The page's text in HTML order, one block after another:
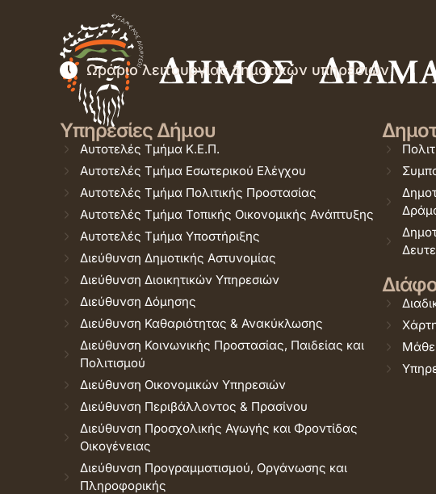
Ωράριο λειτουργίας δημοτικών υπηρεσιών
Υπηρεσίες Δήμου
Αυτοτελές Τμήμα Κ.Ε.Π.
Αυτοτελές Τμήμα Εσωτερικού Ελέγχου
Αυτοτελές Τμήμα Πολιτικής Προστασίας
Αυτοτελές Τμήμα Τοπικής Οικονομικής Ανάπτυξης
Αυτοτελές Τμήμα Υποστήριξης
Διεύθυνση Δημοτικής Αστυνομίας
Διεύθυνση Διοικητικών Υπηρεσιών
Διεύθυνση Δόμησης
Διεύθυνση Καθαριότητας & Ανακύκλωσης
Διεύθυνση Κοινωνικής Προστασίας, Παιδείας και
Πολιτισμού
Διεύθυνση Οικονομικών Υπηρεσιών
Διεύθυνση Περιβάλλοντος & Πρασίνου
Διεύθυνση Προσχολικής Αγωγής και Φροντίδας
Οικογένειας
Διεύθυνση Προγραμματισμού, Οργάνωσης και
Πληροφορικής
Μάθε